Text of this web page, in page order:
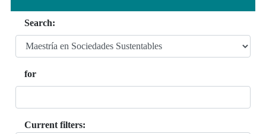
Search:
for
Current filters: